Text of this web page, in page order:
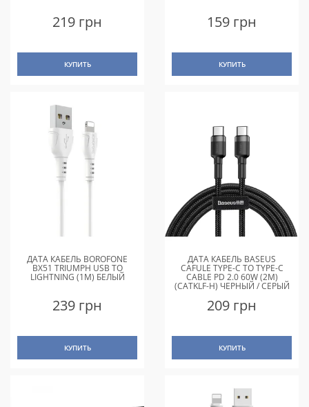
219 грн
КУПИТЬ
159 грн
КУПИТЬ
ДАТА КАБЕЛЬ BOROFONE
BX51 TRIUMPH USB TO
LIGHTNING (1M) БЕЛЫЙ
239 грн
КУПИТЬ
ДАТА КАБЕЛЬ BASEUS
CAFULE TYPE-C TO TYPE-C
CABLE PD 2.0 60W (2M)
(CATKLF-H) ЧЕРНЫЙ / СЕРЫЙ
209 грн
КУПИТЬ